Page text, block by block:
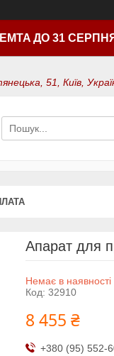
ДО 31
51, Київ,
Апарат для
Немає в наявності
Код: 32910
8 455 ₴
+380 (95) 552-